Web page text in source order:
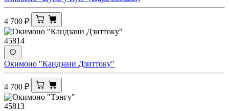
4 700 ₽
45814
Окимоно "Кандзани Дзиттоку"
4 700 ₽
45813